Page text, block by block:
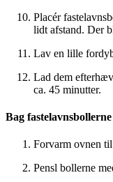
Placér
lidt afstand. Der
Lav en lille
Lad dem
ca. 45 minutter.
Bag fastelavnsbollerne
Forvarm ovnen
Pensl bollerne